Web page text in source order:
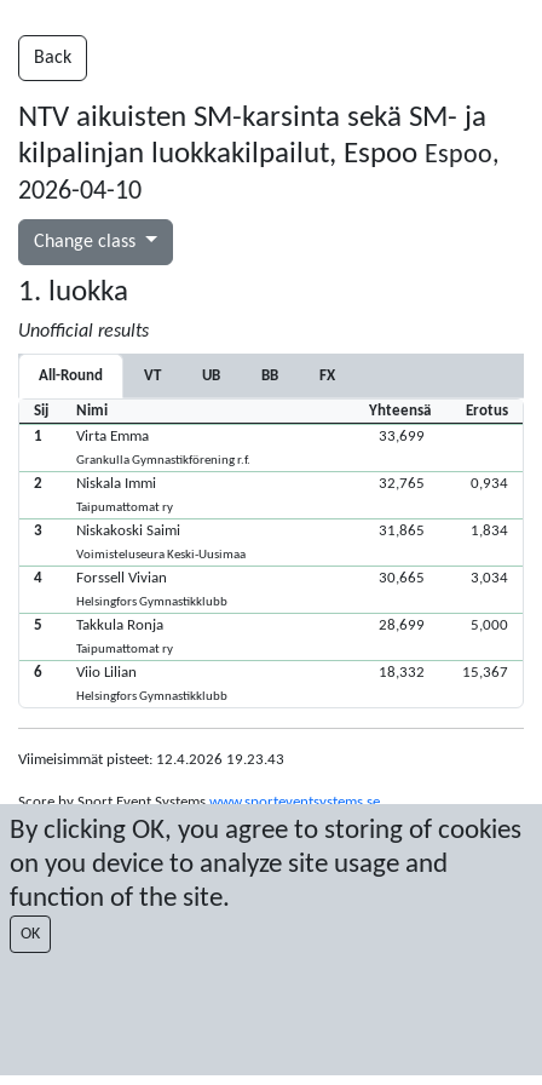
By clicking OK, you agree to storing of cookies
on you device to analyze site usage and
function of the site.
OK
Back
NTV aikuisten SM-karsinta sekä SM- ja
kilpalinjan luokkakilpailut, Espoo Espoo,
2026-04-10
Change class
1. luokka
Unofficial results
All-Round VT UB BB FX
Sij Nimi Yhteensä
Erotus
1
Virta Emma
Grankulla Gymnastikförening r.f.
33,699
2 Niskala Immi
Taipumattomat ry
32,765 0,934
3 Niskakoski Saimi
Voimisteluseura Keski-Uusimaa
31,865 1,834
4 Forssell Vivian
Helsingfors Gymnastikklubb
30,665 3,034
5 Takkula Ronja
Taipumattomat ry
28,699 5,000
6 Viio Lilian
Helsingfors Gymnastikklubb
18,332 15,367
Viimeisimmät pisteet: 12.4.2026 19.23.43
Score by Sport Event Systemswww.sporteventsystems.se
Last Update: 9.8.2026 13.01.53
SX
© 2026 Sport Event Systems/TH Systems AB. All content and data are
protected by copyright. No copying or redistribution allowed without prior